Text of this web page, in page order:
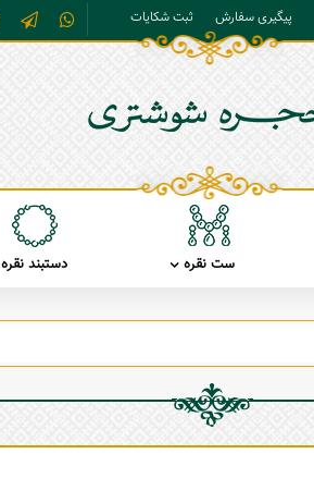
پیگیری سفارش ثبت شکایات
ست نقره دستبند نقره